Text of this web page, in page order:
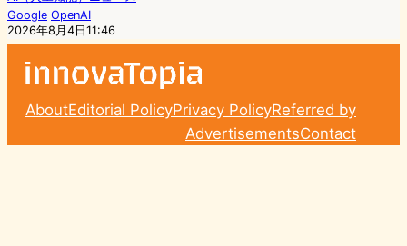
Google OpenAI
2026年8月4日11:46
AboutEditorial PolicyPrivacy PolicyReferred by
AdvertisementsContact